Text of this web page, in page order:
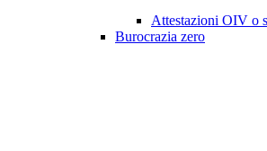
Attestazioni OIV o
Burocrazia zero